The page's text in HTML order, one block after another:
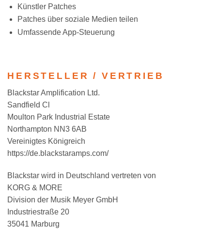
Künstler Patches
Patches über soziale Medien teilen
Umfassende App-Steuerung
HERSTELLER / VERTRIEB
Blackstar Amplification Ltd.
Sandfield Cl
Moulton Park Industrial Estate
Northampton NN3 6AB
Vereinigtes Königreich
https://de.blackstaramps.com/
Blackstar wird in Deutschland vertreten von
KORG & MORE
Division der Musik Meyer GmbH
Industriestraße 20
35041 Marburg